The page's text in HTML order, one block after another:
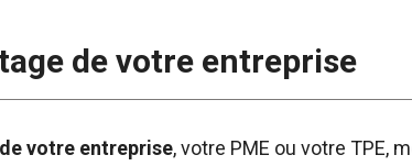
de votre entreprise
votre entreprise, votre PME ou votre TPE,